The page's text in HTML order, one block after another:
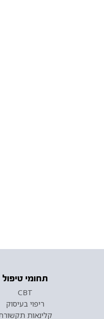
תחומי טיפול
CBT
ריפוי בעיסוק
קלינאות